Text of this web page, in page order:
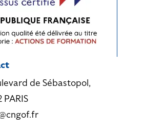
de Sébastopol,